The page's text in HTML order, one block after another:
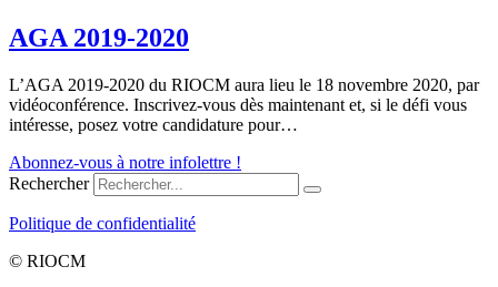
AGA 2019-2020
L’AGA 2019-2020 du RIOCM aura lieu le 18 novembre 2020, par
vidéoconférence. Inscrivez-vous dès maintenant et, si le défi vous
intéresse, posez votre candidature pour…
Abonnez-vous à notre infolettre !
Rechercher
Politique de confidentialité
© RIOCM